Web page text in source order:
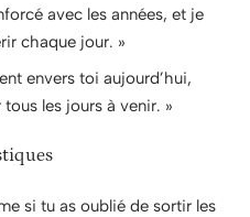
avec les années, et je
chaque jour. »
envers toi aujourd’hui,
les jours à venir. »
si tu as oublié de sortir les